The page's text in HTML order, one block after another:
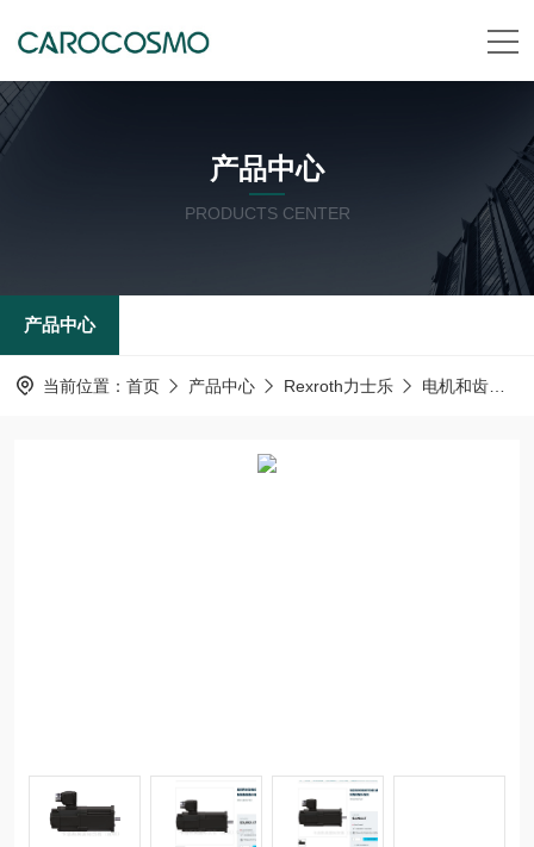
产品中心
PRODUCTS CENTER
产品中心
当前位置： 首页 产品中心 Rexroth力士乐 电机和齿轮箱